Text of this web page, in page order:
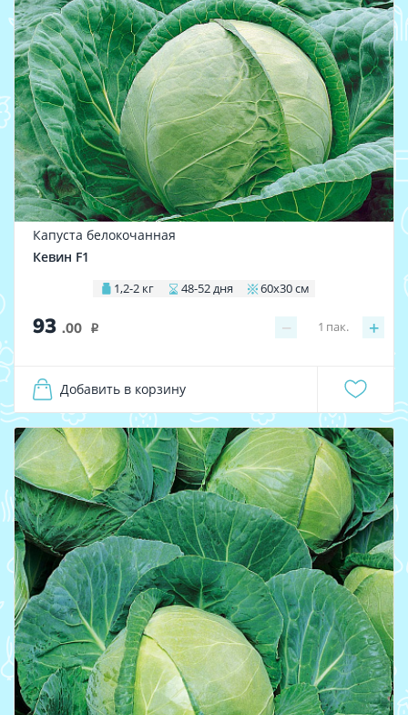
Капуста белокочанная
Кевин F1
1,2-2 кг 48-52 дня 60х30 см
93 .00 i − +
1 пак.
Добавить в корзину